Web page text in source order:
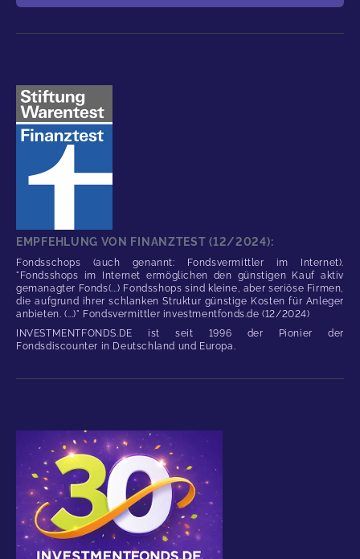
EMPFEHLUNG VON FINANZTEST (12/2024):
Fondsschops (auch genannt: Fondsvermittler im Internet).
"Fondsshops im Internet ermöglichen den günstigen Kauf aktiv
gemanagter Fonds(...) Fondsshops sind kleine, aber seriöse Firmen,
die aufgrund ihrer schlanken Struktur günstige Kosten für Anleger
anbieten. (...)" Fondsvermittler investmentfonds.de (12/2024)
INVESTMENTFONDS.DE ist seit 1996 der Pionier der
Fondsdiscounter in Deutschland und Europa.